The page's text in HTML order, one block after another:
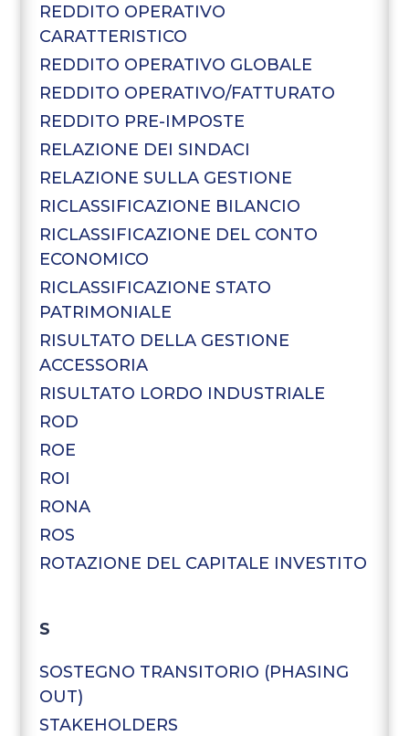
REDDITO OPERATIVO
CARATTERISTICO
REDDITO OPERATIVO GLOBALE
REDDITO OPERATIVO/FATTURATO
REDDITO PRE-IMPOSTE
RELAZIONE DEI SINDACI
RELAZIONE SULLA GESTIONE
RICLASSIFICAZIONE BILANCIO
RICLASSIFICAZIONE DEL CONTO
ECONOMICO
RICLASSIFICAZIONE STATO
PATRIMONIALE
RISULTATO DELLA GESTIONE
ACCESSORIA
RISULTATO LORDO INDUSTRIALE
ROD
ROE
ROI
RONA
ROS
ROTAZIONE DEL CAPITALE INVESTITO
S
SOSTEGNO TRANSITORIO (PHASING
OUT)
STAKEHOLDERS